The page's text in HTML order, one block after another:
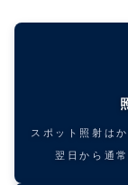
スポット照射は
翌日から通